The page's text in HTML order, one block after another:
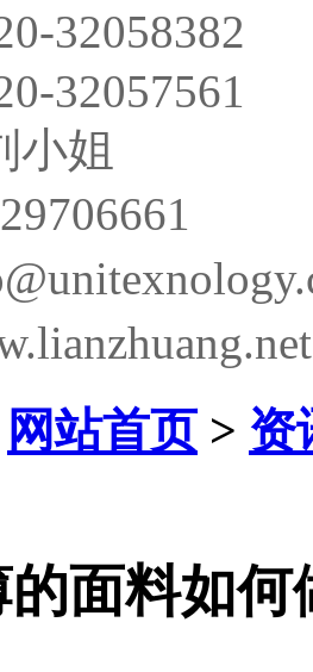
32058382
32057561
小姐
网站首页> 资
面料如何